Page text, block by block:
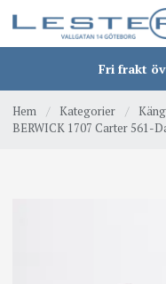
Fri frakt
Hem / Kategorier /
BERWICK 1707 Carter 561-